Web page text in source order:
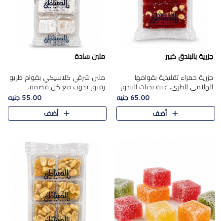
جزرية بالبندق كبير
جزرية حمراء تقليدية بقوامها
الهلامي الطري، غنية بحبات البندق
الفاخرة التي تضيف قرمشة راقية
إلى قوامها الناعم، لتقدم مزيجًا
متوازنًا من النكه..
65.00 جنيه
أضف
ملبن سادة
ملبن شرقي كلاسيكي بقوام طريو
رقيق يذوب مع كل قضمة،
مغطى بطبقة ناعمة من السكر
البودرة ليقدم المذاق الأصيل الذي
ارتبط بحلويات المولد التقليدي..
55.00 جنيه
أضف